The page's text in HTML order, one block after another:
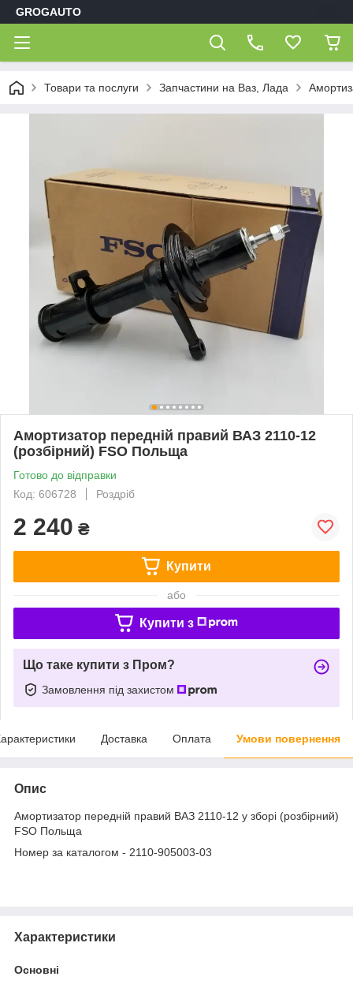
GROGAUTO
Товари та послуги Запчастини на Ваз, Лада
Амортизатор передній правий ВАЗ 2110-12
(розбірний) FSO Польща
Готово до відправки
Код: 606728
Роздріб
2 240 ₴
Купити
або
Купити з
Що таке купити з Пром?
Замовлення під захистом
Доставка Оплата Умови повернення
Опис
Амортизатор передній правий ВАЗ 2110-12 у зборі (розбірний)
FSO Польща
Номер за каталогом - 2110-905003-03
Характеристики
Основні